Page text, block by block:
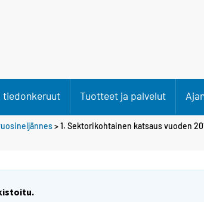
tiedonkeruut Tuotteet ja palvelut
> 1. Sektorikohtainen katsaus vuoden